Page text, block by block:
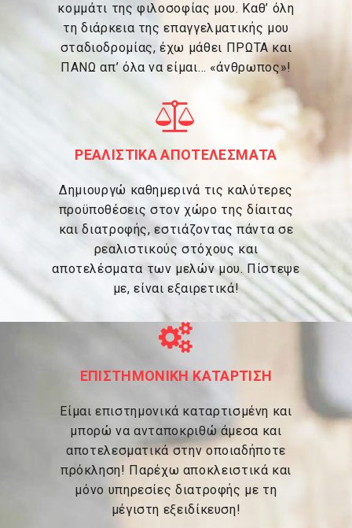
κομμάτι της φιλοσοφίας μου. Καθ’ όλη
τη διάρκεια της επαγγελματικής μου
σταδιοδρομίας, έχω μάθει ΠΡΩΤΑ και
ΠΑΝΩ απ’ όλα να είμαι… «άνθρωπος»!
ΡΕΑΛΙΣΤΙΚΑ ΑΠΟΤΕΛΕΣΜΑΤΑ
Δημιουργώ καθημερινά τις καλύτερες
προϋποθέσεις στον χώρο της δίαιτας
και διατροφής, εστιάζοντας πάντα σε
ρεαλιστικούς στόχους και
αποτελέσματα των μελών μου. Πίστεψε
με, είναι εξαιρετικά!
ΕΠΙΣΤΗΜΟΝΙΚΗ ΚΑΤΑΡΤΙΣΗ
Είμαι επιστημονικά καταρτισμένη και
μπορώ να ανταποκριθώ άμεσα και
αποτελεσματικά στην οποιαδήποτε
πρόκληση! Παρέχω αποκλειστικά και
μόνο υπηρεσίες διατροφής με τη
μέγιστη εξειδίκευση!